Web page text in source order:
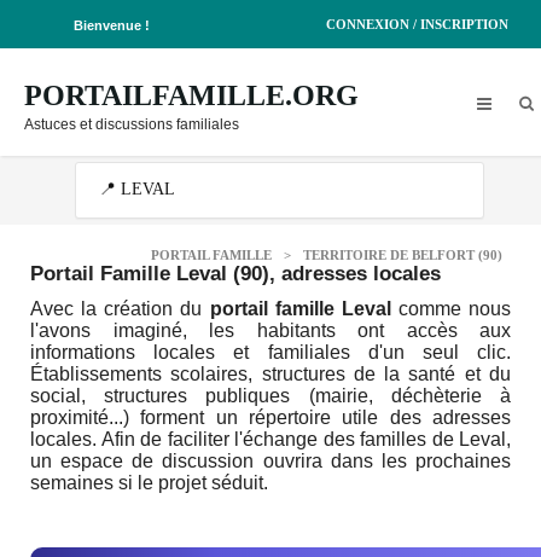
Bienvenue ! CONNEXION / INSCRIPTION
PORTAILFAMILLE.ORG
Astuces et discussions familiales
PORTAIL FAMILLE > TERRITOIRE DE BELFORT (90)
Portail Famille Leval (90), adresses locales
Avec la création du portail famille Leval comme nous
l'avons imaginé, les habitants ont accès aux
informations locales et familiales d'un seul clic.
Établissements scolaires, structures de la santé et du
social, structures publiques (mairie, déchèterie à
proximité...) forment un répertoire utile des adresses
locales. Afin de faciliter l'échange des familles de Leval,
un espace de discussion ouvrira dans les prochaines
semaines si le projet séduit.